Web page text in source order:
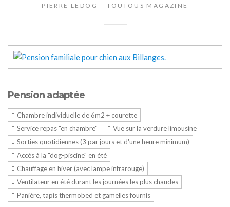
PIERRE LEDOG – TOUTOUS MAGAZINE
Pension adaptée
Chambre individuelle de 6m2 + courette
Service repas "en chambre"
Vue sur la verdure limousine
Sorties quotidiennes (3 par jours et d'une heure minimum)
Accés à la "dog-piscine" en été
Chauffage en hiver (avec lampe infrarouge)
Ventilateur en été durant les journées les plus chaudes
Panière, tapis thermobed et gamelles fournis